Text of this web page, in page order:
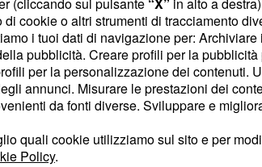
è pochissima roba. La
risultati di questi test è sempre
ed una Kawasaki che
V4R sta
di cookie o altri strumenti di tracciamento
i tuoi dati di navigazione per:
pubblicità. Creare profili per la
per la personalizzazione dei contenuti.
annunci. Misurare le prestazioni dei
da fonti diverse. Sviluppare e
quali cookie utilizziamo sul sito e per
Policy.